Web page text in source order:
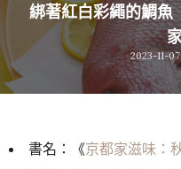
綁著紅白彩繩的鯛魚
2023-11-07
書名：《京都家滋味：